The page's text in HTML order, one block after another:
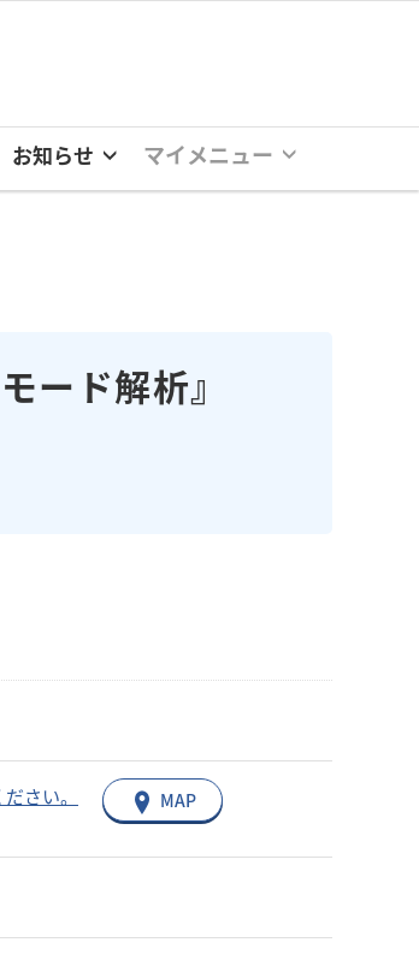
お知らせ マイメニュー
ド解析』
さい。 MAP